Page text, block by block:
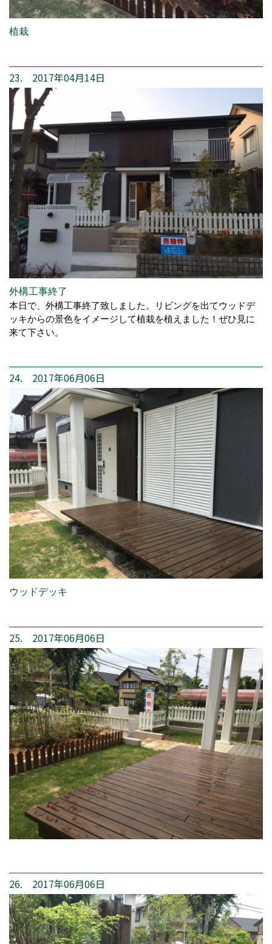
植栽
23. 2017年04月14日
外構工事終了
本日で、外構工事終了致しました。リビングを出てウッドデ
ッキからの景色をイメージして植栽を植えました！ぜひ見に
来て下さい。
24. 2017年06月06日
ウッドデッキ
25. 2017年06月06日
26. 2017年06月06日